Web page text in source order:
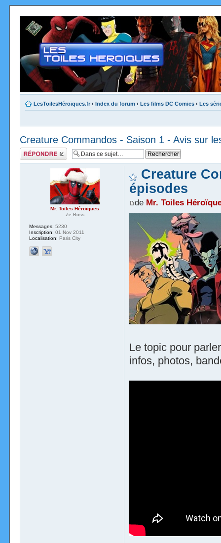
LesToilesHéroïques.fr ‹ Index du forum ‹ Les films DC Comics ‹ Les
Creature Commandos - Saison 1 - Avis sur
Répondre
Creature
épisodes
de Mr. Toiles
Le topic pour
infos, photos,
Mr. Toiles Héroïques
Ze Boss
Messages: 5230
Inscription: 01 Nov 2011
Localisation: Paris City